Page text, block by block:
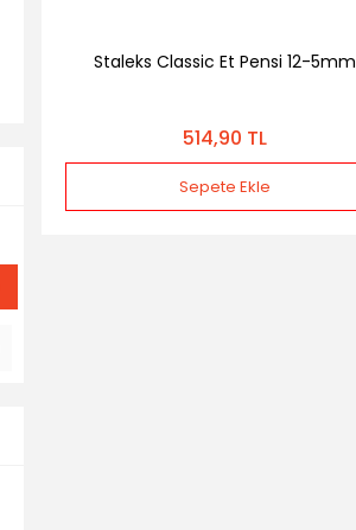
Staleks Classic Et Pensi 12-5mm
514,90 TL
Sepete Ekle